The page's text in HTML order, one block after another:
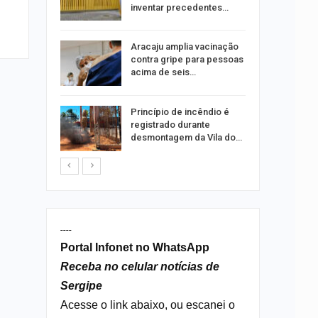
inventar precedentes…
Aracaju amplia vacinação
contra gripe para pessoas
acima de seis…
Princípio de incêndio é
registrado durante
desmontagem da Vila do…
----
Portal Infonet no WhatsApp
Receba no celular notícias de
Sergipe
Acesse o link abaixo, ou escanei o